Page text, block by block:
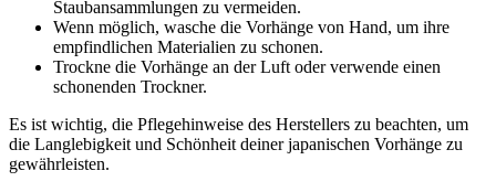
Staubansammlungen zu vermeiden.
Wenn möglich, wasche die Vorhänge von Hand, um ihre
empfindlichen Materialien zu schonen.
Trockne die Vorhänge an der Luft oder verwende einen
schonenden Trockner.
Es ist wichtig, die Pflegehinweise des Herstellers zu beachten, um
die Langlebigkeit und Schönheit deiner japanischen Vorhänge zu
gewährleisten.